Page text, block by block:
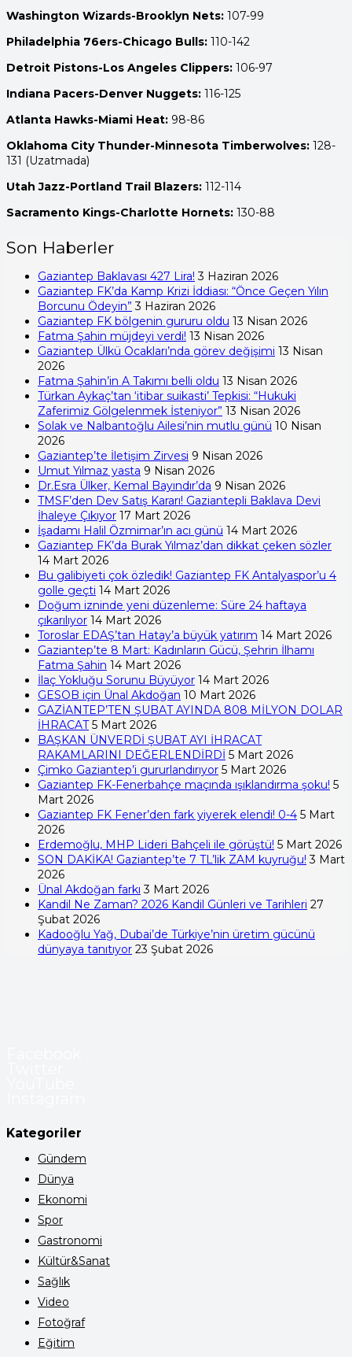
Washington Wizards-Brooklyn Nets: 107-99
Philadelphia 76ers-Chicago Bulls: 110-142
Detroit Pistons-Los Angeles Clippers: 106-97
Indiana Pacers-Denver Nuggets: 116-125
Atlanta Hawks-Miami Heat: 98-86
Oklahoma City Thunder-Minnesota Timberwolves: 128-
131 (Uzatmada)
Utah Jazz-Portland Trail Blazers: 112-114
Sacramento Kings-Charlotte Hornets: 130-88
Son Haberler
Gaziantep Baklavası 427 Lira! 3 Haziran 2026
Gaziantep FK’da Kamp Krizi İddiası: “Önce Geçen Yılın
Borcunu Ödeyin” 3 Haziran 2026
Gaziantep FK bölgenin gururu oldu 13 Nisan 2026
Fatma Şahin müjdeyi verdi! 13 Nisan 2026
Gaziantep Ülkü Ocakları’nda görev değişimi 13 Nisan
2026
Fatma Şahin’in A Takımı belli oldu 13 Nisan 2026
Türkan Aykaç’tan ‘itibar suikasti’ Tepkisi: “Hukuki
Zaferimiz Gölgelenmek İsteniyor” 13 Nisan 2026
Solak ve Nalbantoğlu Ailesi’nin mutlu günü 10 Nisan
2026
Gaziantep’te İletişim Zirvesi 9 Nisan 2026
Umut Yılmaz yasta 9 Nisan 2026
Dr.Esra Ülker, Kemal Bayındır’da 9 Nisan 2026
TMSF’den Dev Satış Kararı! Gaziantepli Baklava Devi
İhaleye Çıkıyor 17 Mart 2026
İşadamı Halil Özmimar’ın acı günü 14 Mart 2026
Gaziantep FK’da Burak Yılmaz’dan dikkat çeken sözler
14 Mart 2026
Bu galibiyeti çok özledik! Gaziantep FK Antalyaspor’u 4
golle geçti 14 Mart 2026
Doğum izninde yeni düzenleme: Süre 24 haftaya
çıkarılıyor 14 Mart 2026
Toroslar EDAŞ’tan Hatay’a büyük yatırım 14 Mart 2026
Gaziantep’te 8 Mart: Kadınların Gücü, Şehrin İlhamı
Fatma Şahin 14 Mart 2026
İlaç Yokluğu Sorunu Büyüyor 14 Mart 2026
GESOB için Ünal Akdoğan 10 Mart 2026
GAZİANTEP’TEN ŞUBAT AYINDA 808 MİLYON DOLAR
İHRACAT 5 Mart 2026
BAŞKAN ÜNVERDİ ŞUBAT AYI İHRACAT
RAKAMLARINI DEĞERLENDİRDİ 5 Mart 2026
Çimko Gaziantep’i gururlandırıyor 5 Mart 2026
Gaziantep FK-Fenerbahçe maçında ışıklandırma şoku! 5
Mart 2026
Gaziantep FK Fener’den fark yiyerek elendi! 0-4 5 Mart
2026
Erdemoğlu, MHP Lideri Bahçeli ile görüştü! 5 Mart 2026
SON DAKİKA! Gaziantep’te 7 TL’lik ZAM kuyruğu! 3 Mart
2026
Ünal Akdoğan farkı 3 Mart 2026
Kandil Ne Zaman? 2026 Kandil Günleri ve Tarihleri 27
Şubat 2026
Kadooğlu Yağ, Dubai’de Türkiye’nin üretim gücünü
dünyaya tanıtıyor 23 Şubat 2026
Kategoriler
Gündem
Dünya
Ekonomi
Spor
Gastronomi
Kültür&Sanat
Sağlık
Video
Fotoğraf
Eğitim